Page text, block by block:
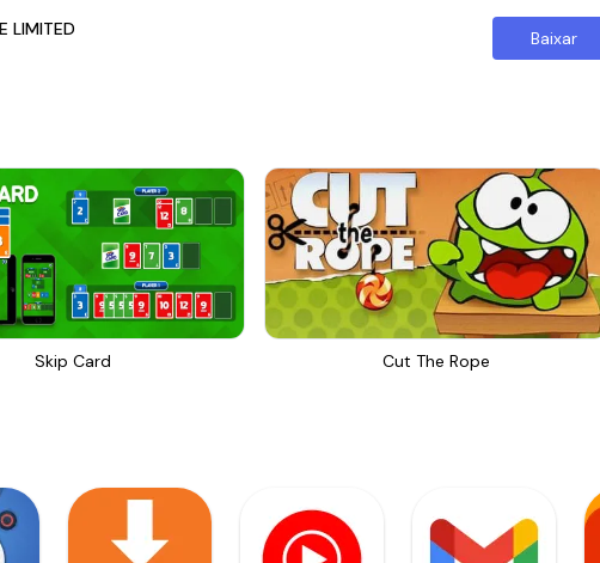
LIMITED Baixar
Skip Card Cut The Rope